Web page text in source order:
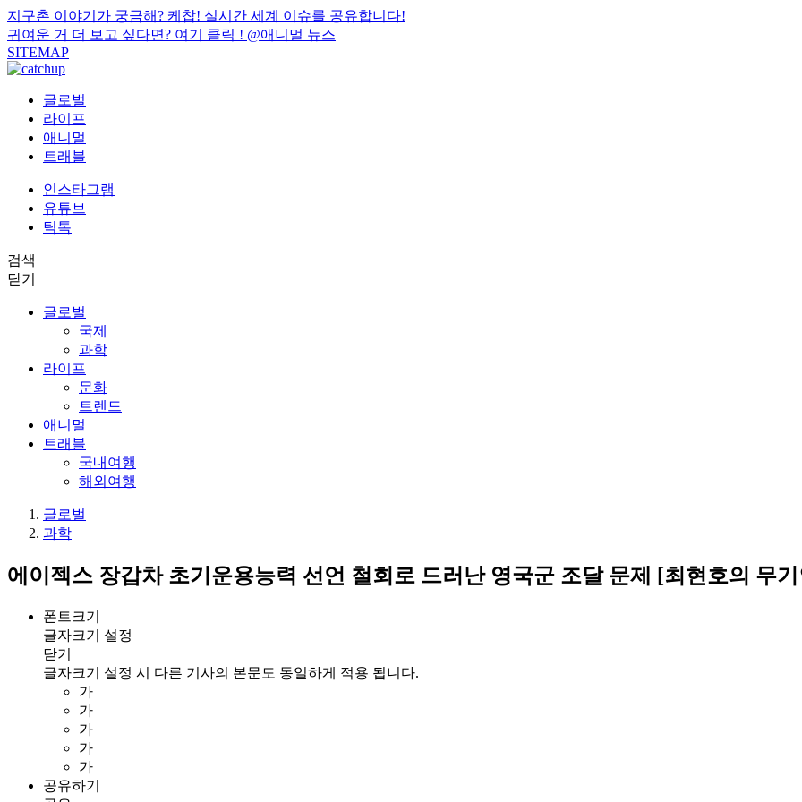
지구촌 이야기가 궁금해? 케찹! 실시간 세계 이슈를 공유합니다!
귀여운 거 더 보고 싶다면? 여기 클릭 ! @애니멀 뉴스
SITEMAP
글로벌
라이프
애니멀
트래블
인스타그램
유튜브
틱톡
검색
닫기
글로벌
국제
과학
라이프
문화
트렌드
애니멀
트래블
국내여행
해외여행
글로벌
과학
에이젝스 장갑차 초기운용능력 선언 철회로 드러난 영국군 조달 문제 [최현호의 무
폰트크기
글자크기 설정
닫기
글자크기 설정 시 다른 기사의 본문도 동일하게 적용 됩니다.
가
가
가
가
가
공유하기